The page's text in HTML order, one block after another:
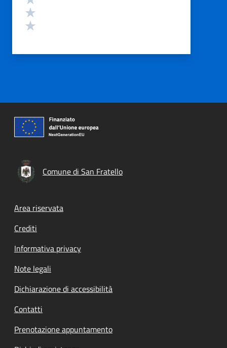
Comune di San Fratello
Footer menu
Area riservata
Crediti
Informativa privacy
Note legali
Dichiarazione di accessibilità
Contatti
Prenotazione appuntamento